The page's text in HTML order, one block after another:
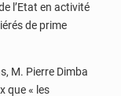
l’Etat en activité
de prime
M. Pierre Dimba
que « les